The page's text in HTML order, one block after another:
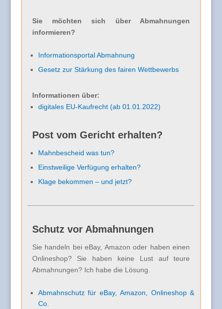
Sie möchten sich über Abmahnungen
informieren?
Informationsportal Abmahnung
Gesetz zur Stärkung des fairen Wettbewerbs
Informationen über:
digitales EU-Kaufrecht (ab 01.01.2022)
Post vom Gericht erhalten?
Mahnbescheid was tun?
Einstweilige Verfügung erhalten?
Klage bekommen – und jetzt?
Schutz vor Abmahnungen
Sie handeln bei eBay, Amazon oder haben einen
Onlineshop? Sie haben keine Lust auf teure
Abmahnungen? Ich habe die Lösung.
Abmahnschutz für eBay, Amazon, Onlineshop &
Co.